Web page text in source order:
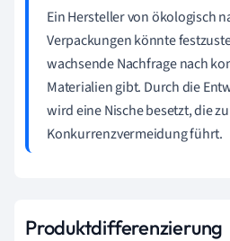
Ein Hersteller von ökologisch
Verpackungen könnte
wachsende Nachfrage nach
Materialien gibt. Durch die
wird eine Nische besetzt, die
Konkurrenzvermeidung führt.
Produktdifferenzierung